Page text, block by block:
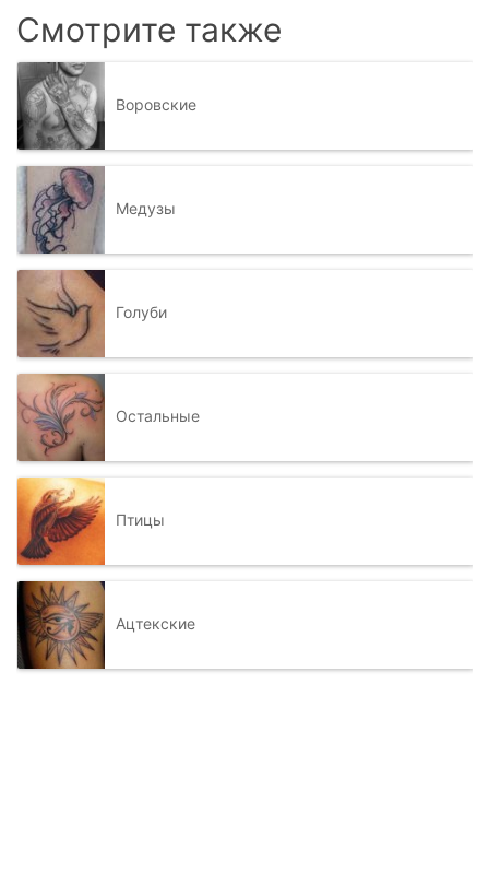
Смотрите также
Воровские
Медузы
Голуби
Остальные
Птицы
Ацтекские